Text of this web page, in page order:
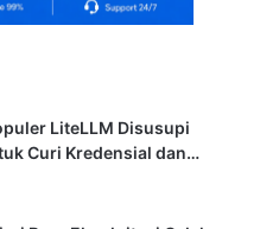
LiteLLM Disusupi
Curi Kredensial dan…